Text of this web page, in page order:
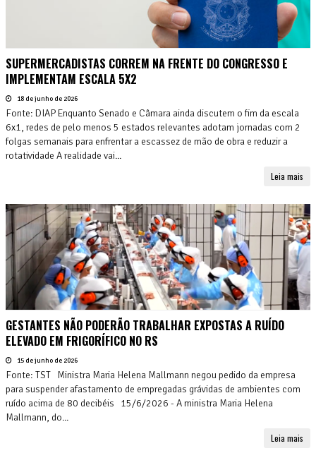
SUPERMERCADISTAS CORREM NA FRENTE DO CONGRESSO E
IMPLEMENTAM ESCALA 5X2
18 de junho de 2026
Fonte: DIAP Enquanto Senado e Câmara ainda discutem o fim da escala
6x1, redes de pelo menos 5 estados relevantes adotam jornadas com 2
folgas semanais para enfrentar a escassez de mão de obra e reduzir a
rotatividade A realidade vai...
Leia mais
GESTANTES NÃO PODERÃO TRABALHAR EXPOSTAS A RUÍDO
ELEVADO EM FRIGORÍFICO NO RS
15 de junho de 2026
Fonte: TST Ministra Maria Helena Mallmann negou pedido da empresa
para suspender afastamento de empregadas grávidas de ambientes com
ruído acima de 80 decibéis 15/6/2026 - A ministra Maria Helena
Mallmann, do...
Leia mais